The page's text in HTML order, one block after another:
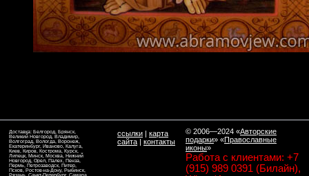
Доставка: Белгород, Брянск,
Великий Новгород, Владимир,
Волгоград, Вологда, Воронеж,
Екатеринбург, Иваново, Калуга,
Киев, Киров, Кострома, Курск,
Липецк, Минск, Москва, Нижний
Новгород, Орел, Палех, Пенза,
Пермь, Петрозаводск, Питер,
Псков, Ростов-на-Дону, Рыбинск,
Рязань, Санкт-Петербург, Самара,
ссылки | карта
сайта | контакты
© 2006—2024 «Авторские
подарки» «Православные
иконы»
Работа с клиентами: +7
(915) 989 0391 (Билайн),